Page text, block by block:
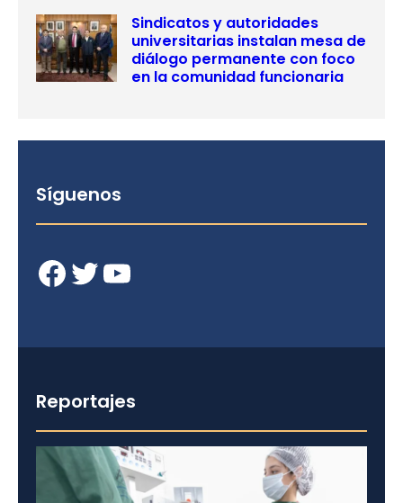
Sindicatos y autoridades
universitarias instalan mesa de
diálogo permanente con foco
en la comunidad funcionaria
Síguenos
Facebook Twitter YouTube
Reportajes